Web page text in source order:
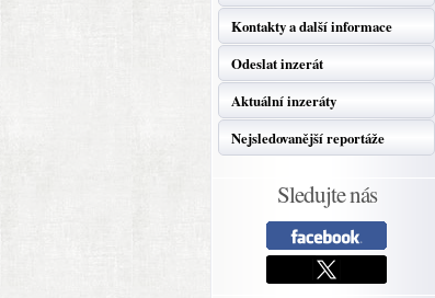
Kontakty a další informace
Odeslat inzerát
Aktuální inzeráty
Nejsledovanější reportáže
Sledujte nás